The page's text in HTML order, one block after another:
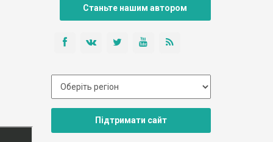
Станьте нашим автором
Підтримати сайт